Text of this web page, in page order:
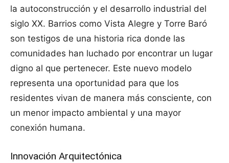
la autoconstrucción y el desarrollo industrial del
siglo XX. Barrios como Vista Alegre y Torre Baró
son testigos de una historia rica donde las
comunidades han luchado por encontrar un lugar
digno al que pertenecer. Este nuevo modelo
representa una oportunidad para que los
residentes vivan de manera más consciente, con
un menor impacto ambiental y una mayor
conexión humana.
Innovación Arquitectónica